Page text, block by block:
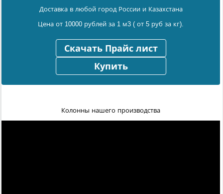
Доставка в любой город России и Казахстана
Цена от 10000 рублей за 1 м3 ( от 5 руб за кг).
Скачать Прайс лист
Купить
Колонны нашего производства